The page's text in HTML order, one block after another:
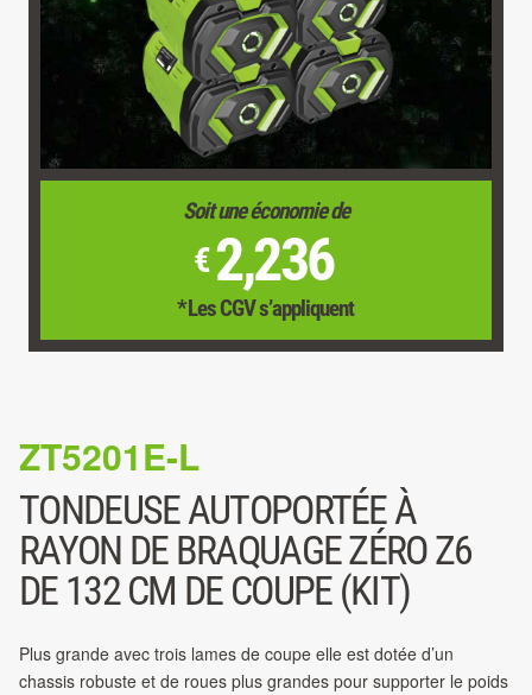
Soit une économie de
€2,236
*Les CGV s’appliquent
ZT5201E-L
TONDEUSE AUTOPORTÉE À
RAYON DE BRAQUAGE ZÉRO Z6
DE 132 CM DE COUPE (KIT)
Plus grande avec trois lames de coupe elle est dotée d’un
chassis robuste et de roues plus grandes pour supporter le poids